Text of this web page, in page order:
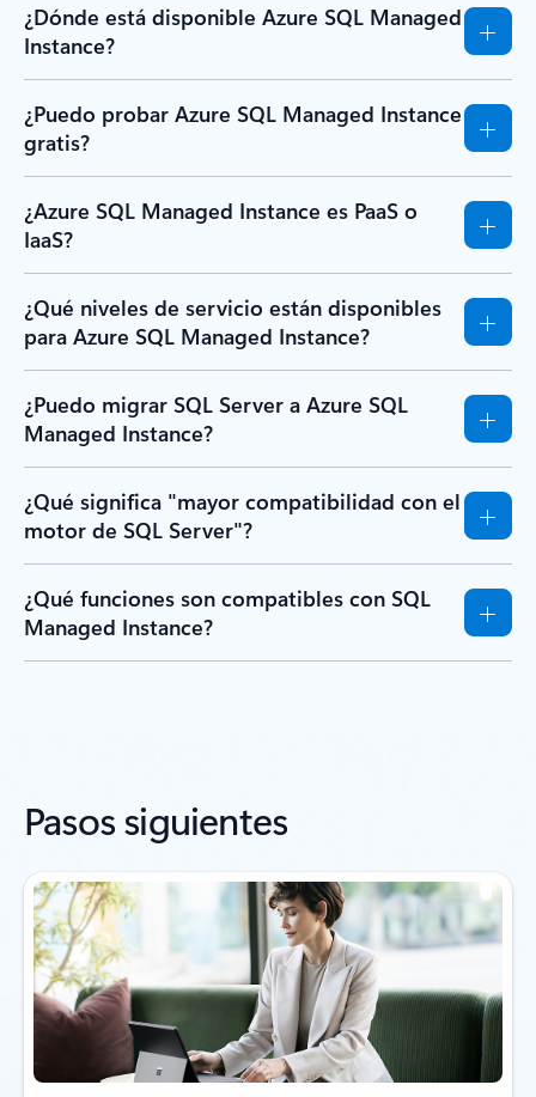
¿Dónde está disponible Azure SQL Managed
Instance?
¿Puedo probar Azure SQL Managed Instance
gratis?
¿Azure SQL Managed Instance es PaaS o
IaaS?
¿Qué niveles de servicio están disponibles
para Azure SQL Managed Instance?
¿Puedo migrar SQL Server a Azure SQL
Managed Instance?
¿Qué significa "mayor compatibilidad con el
motor de SQL Server"?
¿Qué funciones son compatibles con SQL
Managed Instance?
Pasos siguientes